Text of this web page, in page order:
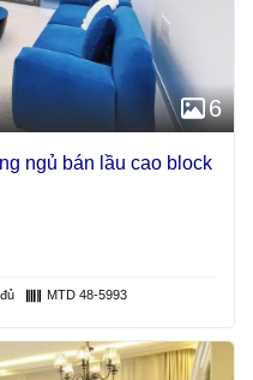
6
ngủ bán lầu cao block
MTD 48-5993